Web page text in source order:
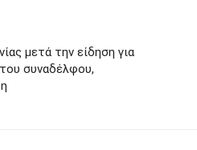
μετά την είδηση για
συναδέλφου,